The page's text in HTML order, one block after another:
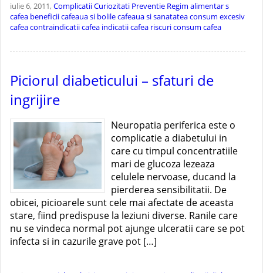
iulie 6, 2011,ComplicatiiCuriozitati Preventie Regim alimentars
cafea beneficiicafeaua si bolilecafeaua si sanatateaconsum excesiv
cafeacontraindicatii cafea indicatii cafea riscuri consum cafea
Piciorul diabeticului – sfaturi de
ingrijire
Neuropatia periferica este o
complicatie a diabetului in
care cu timpul concentratiile
mari de glucoza lezeaza
celulele nervoase, ducand la
pierderea sensibilitatii. De
obicei, picioarele sunt cele mai afectate de aceasta
stare, fiind predispuse la leziuni diverse. Ranile care
nu se vindeca normal pot ajunge ulceratii care se pot
infecta si in cazurile grave pot […]